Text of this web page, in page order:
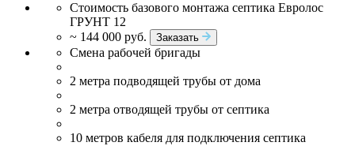
Стоимость базового монтажа септика Евролос
ГРУНТ 12
~ 144 000 руб.
Заказать
Смена рабочей бригады
2 метра подводящей трубы от дома
2 метра отводящей трубы от септика
10 метров кабеля для подключения септика